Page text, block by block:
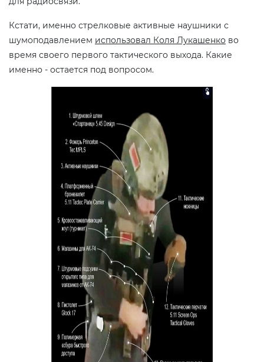
Кстати, именно стрелковые активные наушники с
шумоподавлением использовал Коля Лукашенко во
время своего первого тактического выхода. Какие
именно - остается под вопросом.